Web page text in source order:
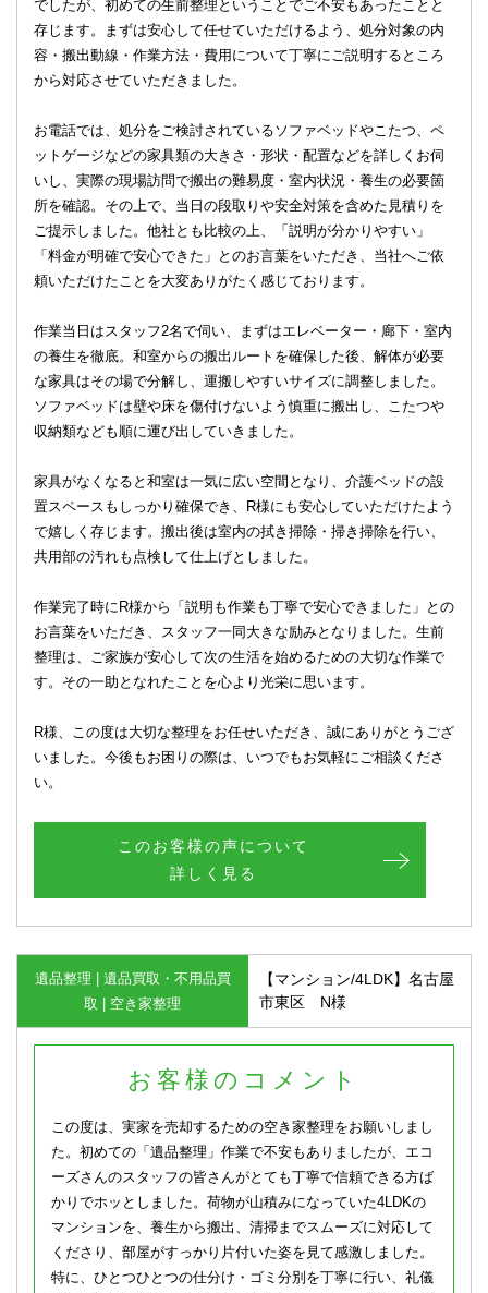
でしたが、初めての生前整理ということでご不安もあったことと
存じます。まずは安心して任せていただけるよう、処分対象の内
容・搬出動線・作業方法・費用について丁寧にご説明するところ
から対応させていただきました。
お電話では、処分をご検討されているソファベッドやこたつ、ペ
ットゲージなどの家具類の大きさ・形状・配置などを詳しくお伺
いし、実際の現場訪問で搬出の難易度・室内状況・養生の必要箇
所を確認。その上で、当日の段取りや安全対策を含めた見積りを
ご提示しました。他社とも比較の上、「説明が分かりやすい」
「料金が明確で安心できた」とのお言葉をいただき、当社へご依
頼いただけたことを大変ありがたく感じております。
作業当日はスタッフ2名で伺い、まずはエレベーター・廊下・室内
の養生を徹底。和室からの搬出ルートを確保した後、解体が必要
な家具はその場で分解し、運搬しやすいサイズに調整しました。
ソファベッドは壁や床を傷付けないよう慎重に搬出し、こたつや
収納類なども順に運び出していきました。
家具がなくなると和室は一気に広い空間となり、介護ベッドの設
置スペースもしっかり確保でき、R様にも安心していただけたよう
で嬉しく存じます。搬出後は室内の拭き掃除・掃き掃除を行い、
共用部の汚れも点検して仕上げとしました。
作業完了時にR様から「説明も作業も丁寧で安心できました」との
お言葉をいただき、スタッフ一同大きな励みとなりました。生前
整理は、ご家族が安心して次の生活を始めるための大切な作業で
す。その一助となれたことを心より光栄に思います。
R様、この度は大切な整理をお任せいただき、誠にありがとうござ
いました。今後もお困りの際は、いつでもお気軽にご相談くださ
い。
このお客様の声について
詳しく見る
遺品整理 | 遺品買取・不用品買
取 | 空き家整理
【マンション/4LDK】名古屋
市東区 N様
お客様のコメント
この度は、実家を売却するための空き家整理をお願いしまし
た。初めての「遺品整理」作業で不安もありましたが、エコ
ーズさんのスタッフの皆さんがとても丁寧で信頼できる方ば
かりでホッとしました。荷物が山積みになっていた4LDKの
マンションを、養生から搬出、清掃までスムーズに対応して
くださり、部屋がすっかり片付いた姿を見て感激しました。
特に、ひとつひとつの仕分け・ゴミ分別を丁寧に行い、礼儀